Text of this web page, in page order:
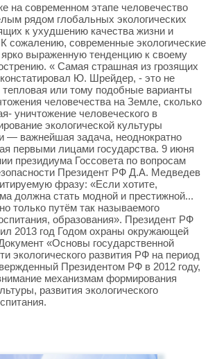
на современном этапе человечество
рядом глобальных экологических
к ухудшению качества жизни и
сожалению, современные экологические
выраженную тенденцию к своему
« Самая страшная из грозящих
Ю. Шрейдер, - это не
тепловая или тому подобные варианты
человечества на Земле, сколько
уничтожение человеческого в
экологической культуры
— важнейшая задача, неоднократно
первыми лицами государства. 9 июня
президиума Госсовета по вопросам
Президент РФ Д.А. Медведев
фразу: «Если хотите,
должна стать модной и престижной...
только путём так называемого
образования». Президент РФ
2013 год Годом охраны окружающей
«Основы государственной
экологического развития РФ на период
Президентом РФ в 2012 году,
механизмам формирования
развития экологического